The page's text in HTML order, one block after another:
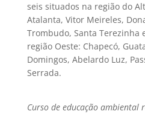
seis situados na região do
Atalanta, Vitor Meireles,
Trombudo, Santa Terezinha
região Oeste: Chapecó,
Domingos, Abelardo Luz,
Serrada.
Curso de educação ambiental